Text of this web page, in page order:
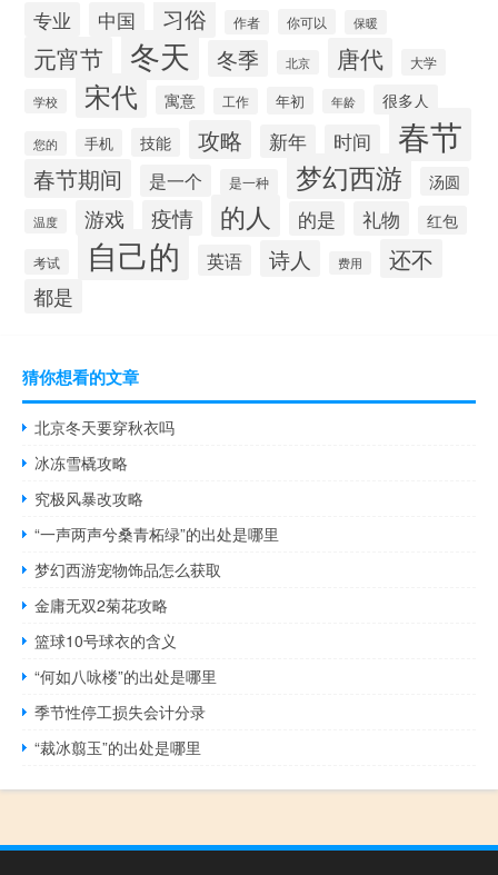
专业 中国 习俗 作者 你可以 保暖
元宵节 冬天 冬季 北京 唐代 大学
学校 宋代 寓意 工作 年初 年龄 很多人
您的 手机 技能 攻略 新年 时间 春节
春节期间 是一个 是一种 梦幻西游 汤圆
温度 游戏 疫情 的人 的是 礼物 红包
考试 自己的 英语 诗人 费用 还不
都是
猜你想看的文章
北京冬天要穿秋衣吗
冰冻雪橇攻略
究极风暴改攻略
“一声两声兮桑青柘绿”的出处是哪里
梦幻西游宠物饰品怎么获取
金庸无双2菊花攻略
篮球10号球衣的含义
“何如八咏楼”的出处是哪里
季节性停工损失会计分录
“裁冰翦玉”的出处是哪里